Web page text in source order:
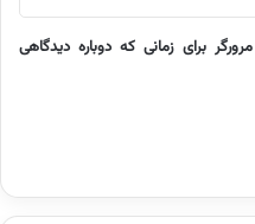
برای زمانی که دوباره دیدگاهی